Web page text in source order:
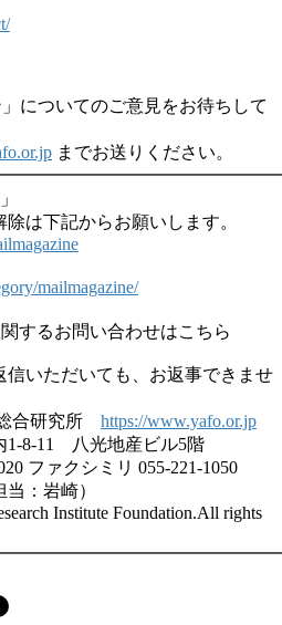
についてのご意見をお待ちして
までお送りください。
は下記からお願いします。
mailmagazine/
するお問い合わせはこちら
いただいても、お返事できませ
合研究所 https://www.yafo.or.jp
11 八光地産ビル5階
ァクシミリ 055-221-1050
：岩崎）
Institute Foundation.All rights